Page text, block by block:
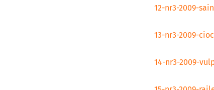
12-nr3-2009-
13-nr3-2009-
14-nr3-2009-